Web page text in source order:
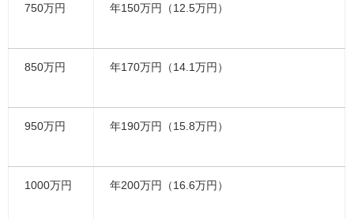
750万円 年150万円（12.5万円）
850万円 年170万円（14.1万円）
950万円 年190万円（15.8万円）
1000万円 年200万円（16.6万円）